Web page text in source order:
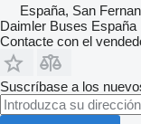
España, San
Daimler Buses España
Contacte con el
Suscríbase a los